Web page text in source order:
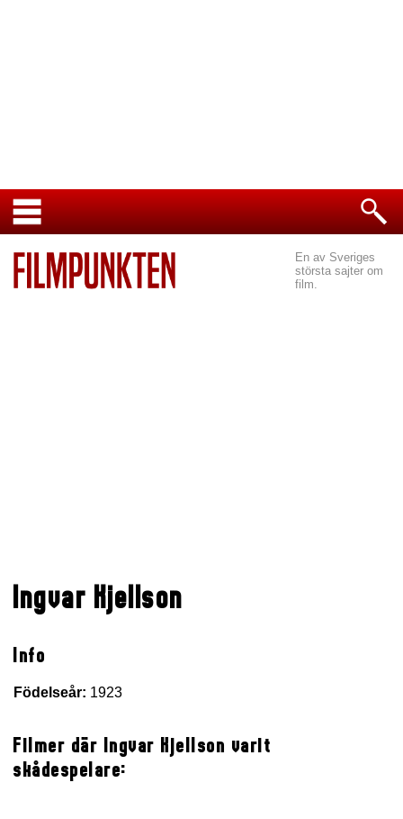
En av Sveriges
största sajter om
film.
Ingvar Kjellson
Info
Födelseår: 1923
Filmer där Ingvar Kjellson varit
skådespelare: